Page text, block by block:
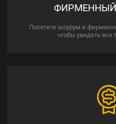
Посетите шоурум и
чтобы увидеть